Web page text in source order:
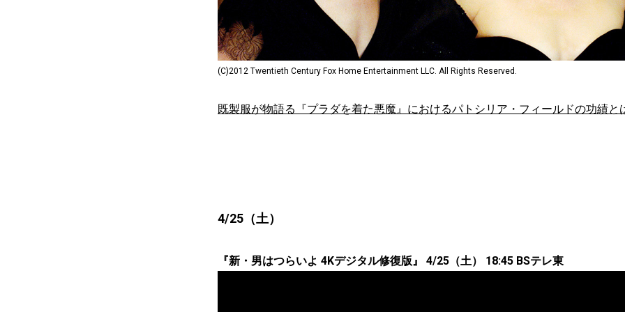
(C)2012 Twentieth Century Fox Home Entertainment LLC. All Rights Reserved.
既製服が物語る『プラダを着た悪魔』におけるパトシリア・フィールドの功績と
4/25（土）
『新・男はつらいよ 4Kデジタル修復版』 4/25（土） 18:45 BSテレ東